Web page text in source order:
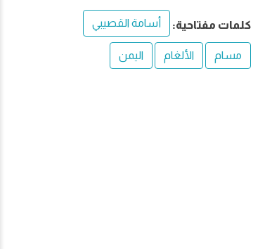
كلمات مفتاحية: أسامة القصيبي
مسام الألغام اليمن